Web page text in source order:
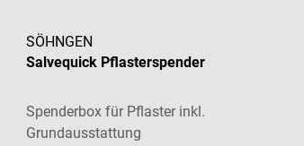
SÖHNGEN
Salvequick Pflasterspender
Spenderbox für Pflaster inkl.
Grundausstattung